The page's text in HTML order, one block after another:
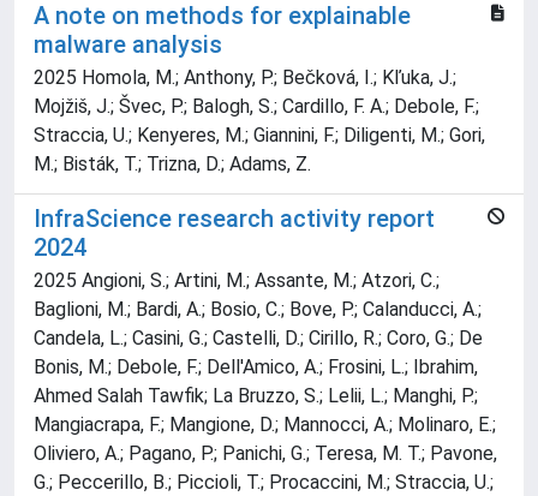
A note on methods for explainable
malware analysis
2025 Homola, M.; Anthony, P.; Bečková, I.; Kľuka, J.;
Mojžiš, J.; Švec, P.; Balogh, S.; Cardillo, F. A.; Debole, F.;
Straccia, U.; Kenyeres, M.; Giannini, F.; Diligenti, M.; Gori,
M.; Bisták, T.; Trizna, D.; Adams, Z.
InfraScience research activity report
2024
2025 Angioni, S.; Artini, M.; Assante, M.; Atzori, C.;
Baglioni, M.; Bardi, A.; Bosio, C.; Bove, P.; Calanducci, A.;
Candela, L.; Casini, G.; Castelli, D.; Cirillo, R.; Coro, G.; De
Bonis, M.; Debole, F.; Dell'Amico, A.; Frosini, L.; Ibrahim,
Ahmed Salah Tawfik; La Bruzzo, S.; Lelii, L.; Manghi, P.;
Mangiacrapa, F.; Mangione, D.; Mannocci, A.; Molinaro, E.;
Oliviero, A.; Pagano, P.; Panichi, G.; Teresa, M. T.; Pavone,
G.; Peccerillo, B.; Piccioli, T.; Procaccini, M.; Straccia, U.;